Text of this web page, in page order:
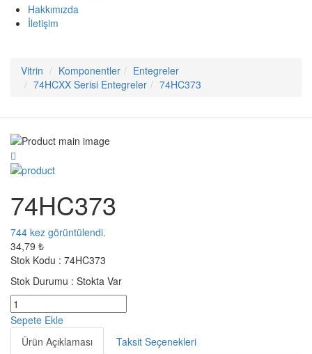
Hakkımızda
İletişim
Vitrin Komponentler
Entegreler
74HCXX Serisi Entegreler
74HC373
74HC373
744 kez görüntülendi.
34,79 ₺
Stok Kodu : 74HC373
Stok Durumu : Stokta Var
Sepete Ekle
Ürün Açıklaması
Taksit Seçenekleri